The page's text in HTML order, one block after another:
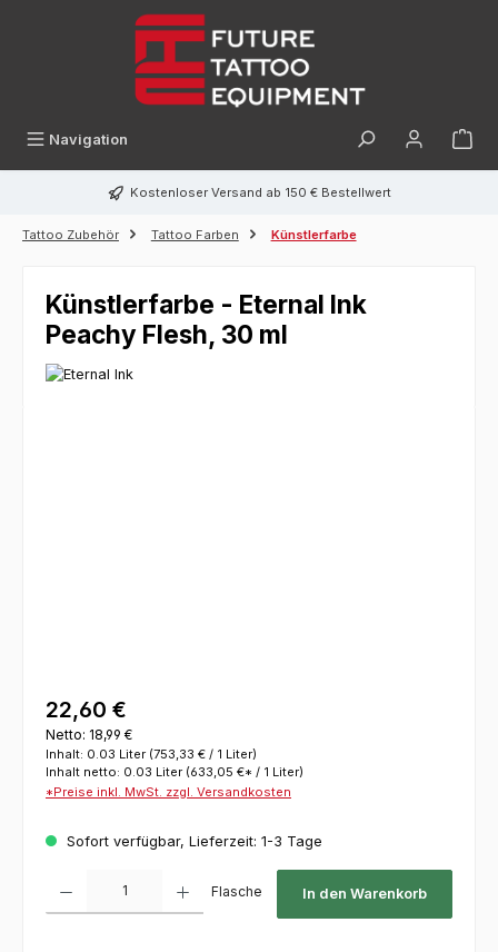
Navigation
Kostenloser Versand ab 150 € Bestellwert
Tattoo Zubehör Tattoo Farben Künstlerfarbe
Künstlerfarbe - Eternal Ink
Peachy Flesh, 30 ml
22,60 €
Netto: 18,99 €
Inhalt: 0.03 Liter (753,33 € / 1 Liter)
Inhalt netto: 0.03 Liter (633,05 €* / 1 Liter)
*Preise inkl. MwSt. zzgl. Versandkosten
Sofort verfügbar, Lieferzeit: 1-3 Tage
Flasche In den Warenkorb